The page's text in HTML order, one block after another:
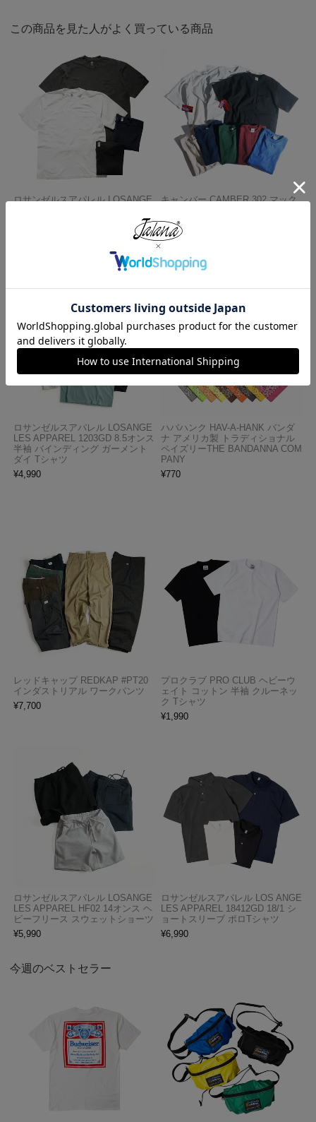
この商品を見た人がよく買っている商品
ロサンゼルスアパレル LOSANGE
半袖 ガーメントダイ ポケットTシ
キャンバー CAMBER 302 マック
ツ MADE IN USA
¥7,990
ロサンゼルスアパレル LOSANGE
LES APPAREL 1203GD 8.5オンス
半袖 バインディング ガーメント
ダイ Tシャツ
¥4,990
ハバハンク HAV-A-HANK バンダ
ナ アメリカ製 トラディショナル
ペイズリーTHE BANDANNA COM
PANY
¥770
レッドキャップ REDKAP #PT20
インダストリアル ワークパンツ
¥7,700
プロクラブ PRO CLUB ヘビーウ
ェイト コットン 半袖 クルーネッ
ク Tシャツ
¥1,990
ロサンゼルスアパレル LOSANGE
LES APPAREL HF02 14オンス ヘ
ビーフリース スウェットショーツ
¥5,990
ロサンゼルスアパレル LOS ANGE
LES APPAREL 18412GD 18/1 シ
ョートスリーブ ポロTシャツ
¥6,990
今週のベストセラー